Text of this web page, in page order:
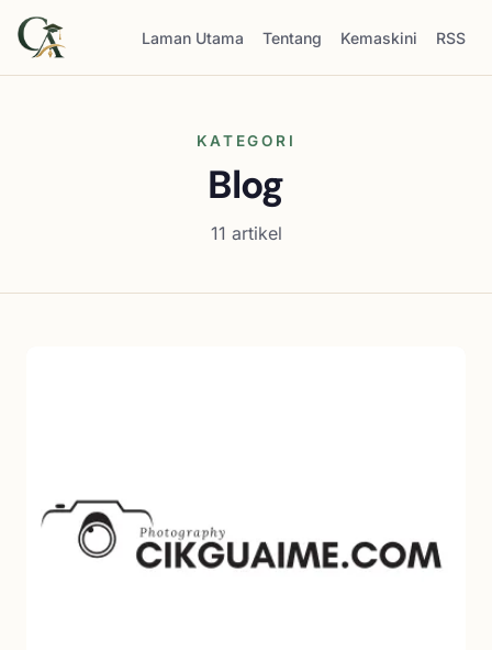
Laman Utama Tentang Kemaskini RSS
KATEGORI
Blog
11 artikel